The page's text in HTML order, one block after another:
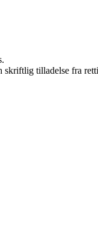
tilladelse fra